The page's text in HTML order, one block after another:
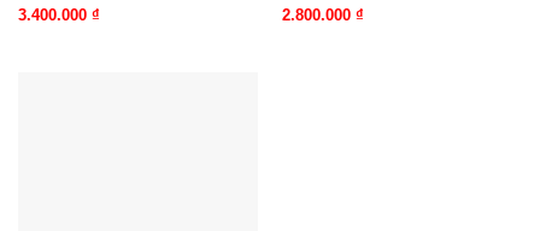
3.400.000 ₫
2.800.000 ₫